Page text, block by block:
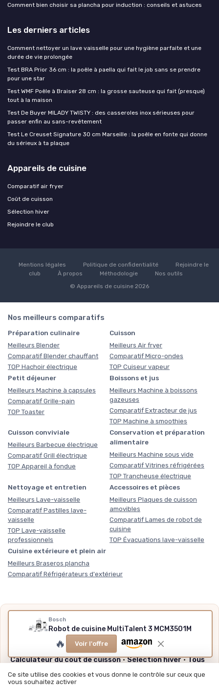
Bosch
Robot de cuisine MultiTalent 3 MCM3501M
🔥 Voir l'offre
Comment bien choisir sa plancha pour induction : conseils et astuces
Les derniers articles
Comment nettoyer un lave vaisselle pour une hygiène parfaite et une
durée de vie prolongée
Test BRA Prior 36 cm : la poêle à paella qui fait le job sans se prendre
pour une star
Test WMF Poêle à Braiser 28 cm : la grosse sauteuse qui fait (presque)
tout à la maison
Test De Buyer MILADY TWISTY : des casseroles inox sérieuses pour
passer enfin au sans-revêtement
Test Le Creuset Signature 30 cm Marseille : la poêle en fonte qui donne
du sérieux à ta plaque
Appareils de cuisine
Comparatif air fryer
Coût de cuisson
Sélection hiver
Rejoindre le club
Mentions légales Politique de confidentialité
Rejoindre le
club
À propos Méthodologie
Nos outils
© Appareils de cuisine 2026
Nos meilleurs comparatifs
Préparation culinaire
Meilleurs Blender
Comparatif Blender chauffant
TOP Hachoir électrique
Cuisson
Meilleurs Air fryer
Comparatif Micro-ondes
TOP Cuiseur vapeur
Petit déjeuner
Meilleurs Machine à capsules
Comparatif Grille-pain
TOP Toaster
Boissons et jus
Meilleurs Machine à boissons
gazeuses
Comparatif Extracteur de jus
TOP Machine à smoothies
Cuisson conviviale
Meilleurs Barbecue électrique
Comparatif Grill électrique
TOP Appareil à fondue
Conservation et préparation
alimentaire
Meilleurs Machine sous vide
Comparatif Vitrines réfrigérées
TOP Trancheuse électrique
Nettoyage et entretien
Meilleurs Lave-vaisselle
Comparatif Pastilles lave-
vaisselle
TOP Lave-vaisselle
professionnels
Accessoires et pièces
Meilleurs Plaques de cuisson
amovibles
Comparatif Lames de robot de
cuisine
TOP Évacuations lave-vaisselle
Cuisine extérieure et plein air
Meilleurs Braseros plancha
Comparatif Réfrigérateurs d'extérieur
Nos outils gratuits
Des chiffres plutôt que des impressions, sans inscription,
méthode et sources expliquées.
Calculateur du coût de cuisson·Sélection hiver·Tous
nos outils
Ce site utilise des cookies et vous donne le contrôle sur ceux que
vous souhaitez activer